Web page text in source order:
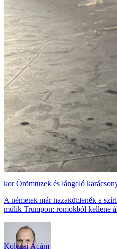
Örömtüzek és lángoló
A németek már hazaküldenék a
múlik Trumpon: romokból kellene
Kolozsi Ádám